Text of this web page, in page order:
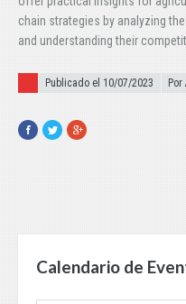
chain strategies by analyzing
and understanding their
Publicado el
Publicado el 10/07/2023
Facebook
TwitterGoogle+
Calendario de